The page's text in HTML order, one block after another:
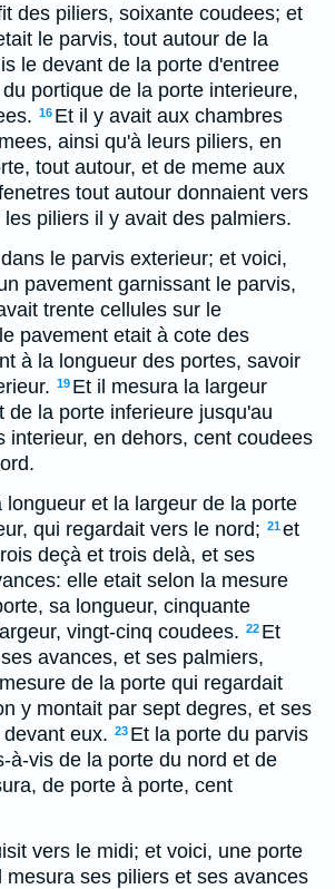
des piliers, soixante coudees; et
le parvis, tout autour de la
le devant de la porte d'entree
portique de la porte interieure,
16 Et il y avait aux chambres
ainsi qu'à leurs piliers, en
tout autour, et de meme aux
tout autour donnaient vers
les piliers il y avait des palmiers.
le parvis exterieur; et voici,
pavement garnissant le parvis,
trente cellules sur le
pavement etait à cote des
à la longueur des portes, savoir
19 Et il mesura la largeur
de la porte inferieure jusqu'au
interieur, en dehors, cent coudees
longueur et la largeur de la porte
qui regardait vers le nord; 21et
deçà et trois delà, et ses
elle etait selon la mesure
sa longueur, cinquante
vingt-cinq coudees. 22 Et
avances, et ses palmiers,
de la porte qui regardait
y montait par sept degres, et ses
eux. 23 Et la porte du parvis
à-vis de la porte du nord et de
de porte à porte, cent
vers le midi; et voici, une porte
mesura ses piliers et ses avances